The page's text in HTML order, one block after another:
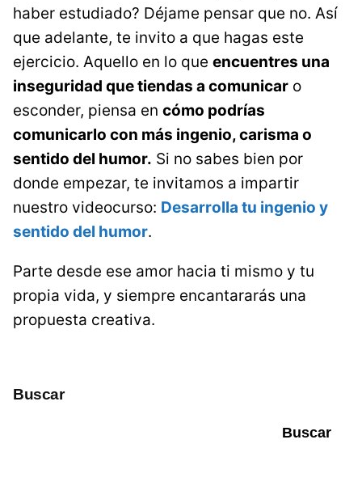
haber estudiado? Déjame pensar que no. Así
que adelante, te invito a que hagas este
ejercicio. Aquello en lo que encuentres una
inseguridad que tiendas a comunicar o
esconder, piensa en cómo podrías
comunicarlo con más ingenio, carisma o
sentido del humor. Si no sabes bien por
donde empezar, te invitamos a impartir
nuestro videocurso: Desarrolla tu ingenio y
sentido del humor.
Parte desde ese amor hacia ti mismo y tu
propia vida, y siempre encantararás una
propuesta creativa.
Buscar
Buscar